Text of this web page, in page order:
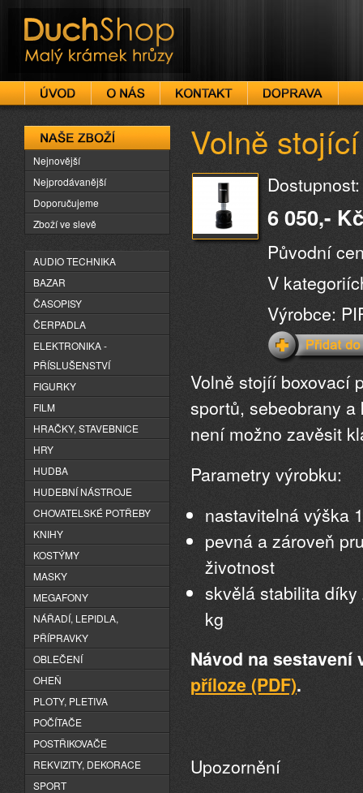
DuchShop
Volně
6 050,-
Původní
V
Výrobce:
Volně stojíí boxovací
sportů, sebeobrany
není možno zavěsit
Parametry výrobku:
nastavitelná výška
pevná a zároveň
životnost
skvělá stabilita
kg
Návod na
příloze (PDF).
Upozornění
Naše zboží
Nejnovější
Nejprodávanější
Doporučujeme
Zboží ve slevě
AUDIO TECHNIKA
BAZAR
ČASOPISY
ČERPADLA
ELEKTRONIKA -
PŘÍSLUŠENSTVÍ
FIGURKY
FILM
HRAČKY, STAVEBNICE
HRY
HUDBA
HUDEBNÍ NÁSTROJE
CHOVATELSKÉ POTŘEBY
KNIHY
KOSTÝMY
MASKY
MEGAFONY
NÁŘADÍ, LEPIDLA,
PŘÍPRAVKY
OBLEČENÍ
OHEŇ
PLOTY, PLETIVA
POČÍTAČE
POSTŘIKOVAČE
REKVIZITY, DEKORACE
SPORT